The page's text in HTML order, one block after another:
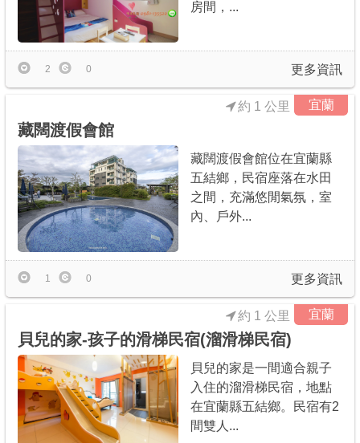
房間，...
更多資訊
2 0
宜蘭
藏闊渡假會館
約 1 公里
藏闊渡假會館位在宜蘭縣
五結鄉，民宿座落在水田
之間，充滿悠閒氣氛，室
內、戶外...
更多資訊
1 0
宜蘭
貝兒的家-孩子的滑梯民宿(溜滑梯民宿)
約 1 公里
貝兒的家是一間適合親子
入住的溜滑梯民宿，地點
在宜蘭縣五結鄉。民宿有2
間雙人...